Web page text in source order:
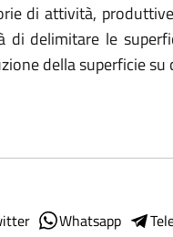
di attività,
di delimitare le
della superficie su
Whatsapp